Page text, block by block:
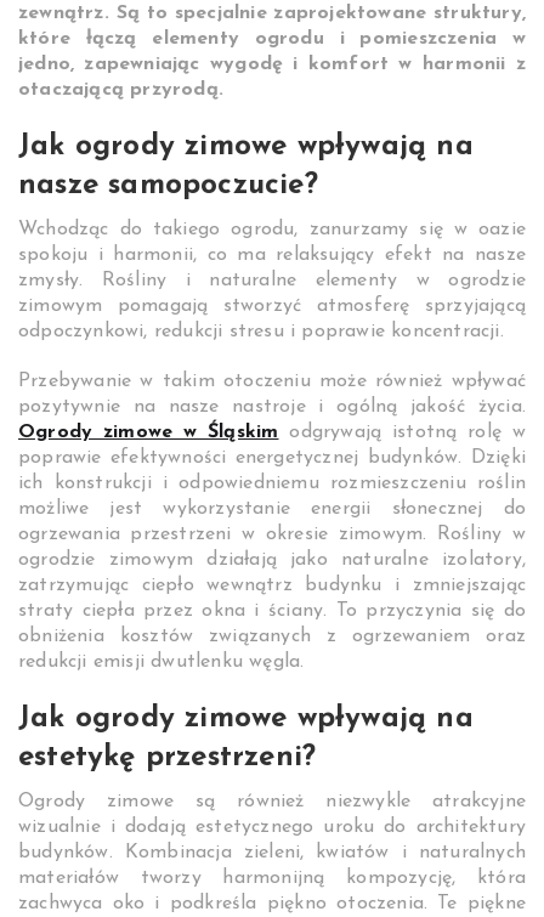
zewnątrz. Są to specjalnie zaprojektowane struktury,
które łączą elementy ogrodu i pomieszczenia w
jedno, zapewniając wygodę i komfort w harmonii z
otaczającą przyrodą.
Jak ogrody zimowe wpływają na
nasze samopoczucie?
Wchodząc do takiego ogrodu, zanurzamy się w oazie
spokoju i harmonii, co ma relaksujący efekt na nasze
zmysły. Rośliny i naturalne elementy w ogrodzie
zimowym pomagają stworzyć atmosferę sprzyjającą
odpoczynkowi, redukcji stresu i poprawie koncentracji.
Przebywanie w takim otoczeniu może również wpływać
pozytywnie na nasze nastroje i ogólną jakość życia.
Ogrody zimowe w Śląskim odgrywają istotną rolę w
poprawie efektywności energetycznej budynków. Dzięki
ich konstrukcji i odpowiedniemu rozmieszczeniu roślin
możliwe jest wykorzystanie energii słonecznej do
ogrzewania przestrzeni w okresie zimowym. Rośliny w
ogrodzie zimowym działają jako naturalne izolatory,
zatrzymując ciepło wewnątrz budynku i zmniejszając
straty ciepła przez okna i ściany. To przyczynia się do
obniżenia kosztów związanych z ogrzewaniem oraz
redukcji emisji dwutlenku węgla.
Jak ogrody zimowe wpływają na
estetykę przestrzeni?
Ogrody zimowe są również niezwykle atrakcyjne
wizualnie i dodają estetycznego uroku do architektury
budynków. Kombinacja zieleni, kwiatów i naturalnych
materiałów tworzy harmonijną kompozycję, która
zachwyca oko i podkreśla piękno otoczenia. Te piękne